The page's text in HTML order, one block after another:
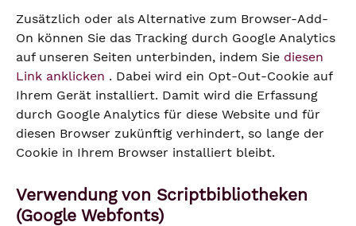
Zusätzlich oder als Alternative zum Browser-Add-
On können Sie das Tracking durch Google Analytics
auf unseren Seiten unterbinden, indem Sie diesen
Link anklicken . Dabei wird ein Opt-Out-Cookie auf
Ihrem Gerät installiert. Damit wird die Erfassung
durch Google Analytics für diese Website und für
diesen Browser zukünftig verhindert, so lange der
Cookie in Ihrem Browser installiert bleibt.
Verwendung von Scriptbibliotheken
(Google Webfonts)